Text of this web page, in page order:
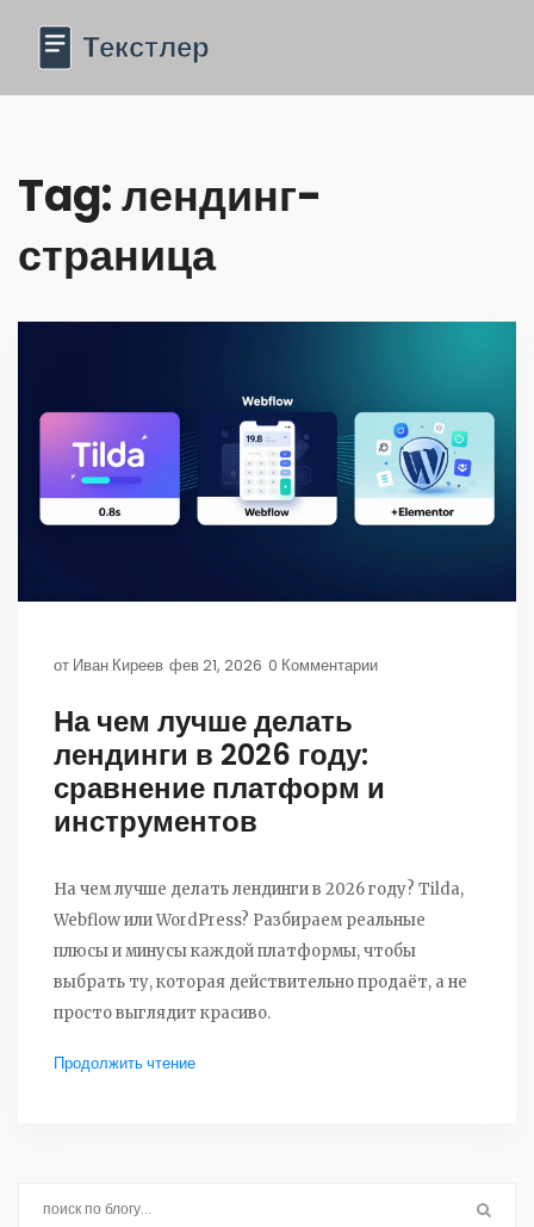
Tag: лендинг-
страница
от Иван Киреев фев 21, 2026 0 Комментарии
На чем лучше делать
лендинги в 2026 году:
сравнение платформ и
инструментов
На чем лучше делать лендинги в 2026 году? Tilda,
Webflow или WordPress? Разбираем реальные
плюсы и минусы каждой платформы, чтобы
выбрать ту, которая действительно продаёт, а не
просто выглядит красиво.
Продолжить чтение